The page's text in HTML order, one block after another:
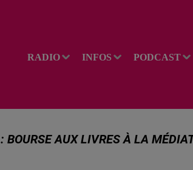
RADIO INFOS PODCAST
BOURSE AUX LIVRES À LA